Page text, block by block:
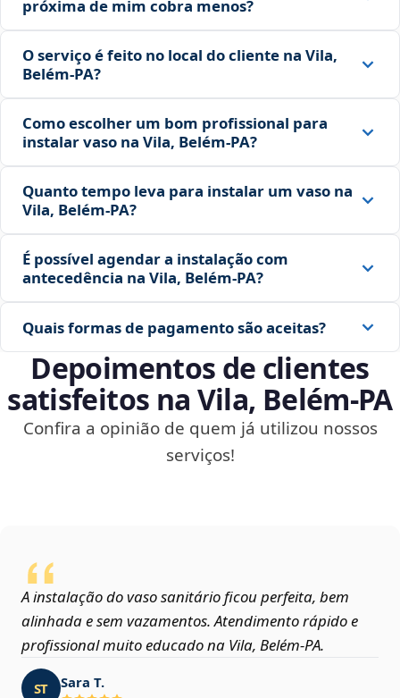
próxima de mim cobra menos?
O serviço é feito no local do cliente na Vila,
Belém‑PA?
Como escolher um bom profissional para
instalar vaso na Vila, Belém‑PA?
Quanto tempo leva para instalar um vaso na
Vila, Belém‑PA?
É possível agendar a instalação com
antecedência na Vila, Belém‑PA?
Quais formas de pagamento são aceitas?
Depoimentos de clientes
satisfeitos na Vila, Belém‑PA
Confira a opinião de quem já utilizou nossos
serviços!
A instalação do vaso sanitário ficou perfeita, bem
alinhada e sem vazamentos. Atendimento rápido e
profissional muito educado na Vila, Belém‑PA.
ST Sara T.